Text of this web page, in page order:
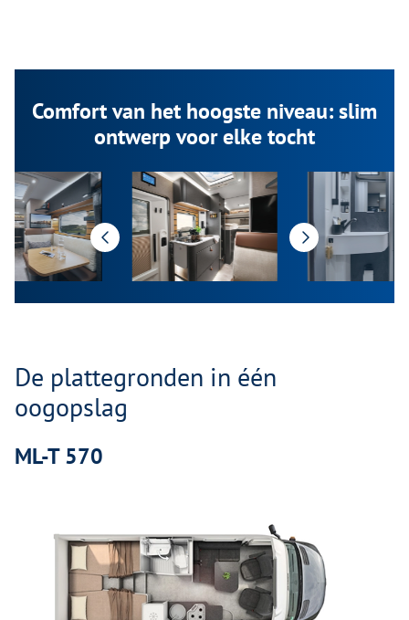
Comfort van het hoogste niveau: slim
ontwerp voor elke tocht
De plattegronden in één
oogopslag
ML-T 570